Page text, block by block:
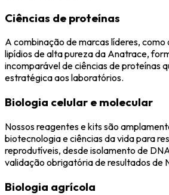
Ciências de proteínas
A combinação de marcas líderes,
lipídios de alta pureza da Anatrace,
incomparável de ciências de proteínas
estratégica aos laboratórios.
Biologia celular e molecular
Nossos reagentes e kits são
biotecnologia e ciências da vida para
reprodutíveis, desde isolamento de
validação obrigatória de resultados de
Biologia agrícola